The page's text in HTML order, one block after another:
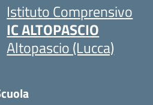
Istituto Comprensivo
IC ALTOPASCIO
Altopascio (Lucca)